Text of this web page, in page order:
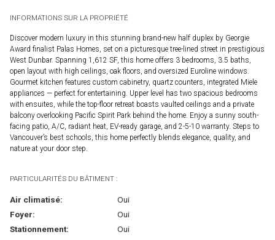
INFORMATIONS SUR LA PROPRIÉTÉ
Discover modern luxury in this stunning brand-new half duplex by Georgie
Award finalist Palas Homes, set on a picturesque tree-lined street in prestigious
West Dunbar. Spanning 1,612 SF, this home offers 3 bedrooms, 3.5 baths,
open layout with high ceilings, oak floors, and oversized Euroline windows.
Gourmet kitchen features custom cabinetry, quartz counters, integrated Miele
appliances — perfect for entertaining. Upper level has two spacious bedrooms
with ensuites, while the top-floor retreat boasts vaulted ceilings and a private
balcony overlooking Pacific Spirit Park behind the home. Enjoy a sunny south-
facing patio, A/C, radiant heat, EV-ready garage, and 2-5-10 warranty. Steps to
Vancouver’s best schools, this home perfectly blends elegance, quality, and
nature at your door step.
PARTICULARITÉS DU BÂTIMENT :
Air climatisé:
Oui
Foyer:
Oui
Stationnement:
Oui